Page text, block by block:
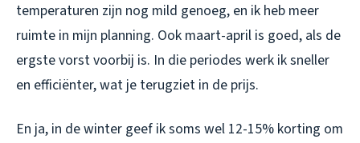
temperaturen zijn nog mild genoeg, en ik heb meer
ruimte in mijn planning. Ook maart-april is goed, als de
ergste vorst voorbij is. In die periodes werk ik sneller
en efficiënter, wat je terugziet in de prijs.
En ja, in de winter geef ik soms wel 12-15% korting om